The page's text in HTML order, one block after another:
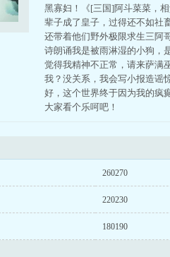
黑寡妇！《[三国]阿斗菜菜，
辈子成了皇子，过得还不如社
还带着他们野外极限求生三阿
诗朗诵我是被雨淋湿的小狗，
觉得我精神不正常，请来萨满
我？没关系，我会写小报造谣
好，这个世界终于因为我的疯
大家看个乐呵吧！
260270
220230
180190